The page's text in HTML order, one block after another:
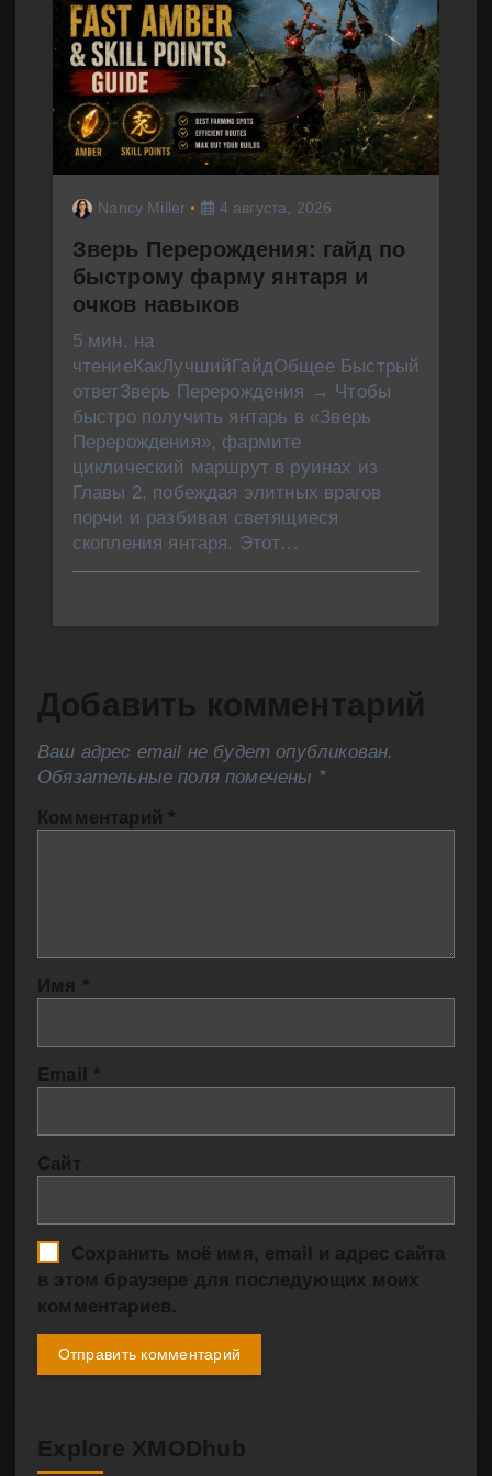
Nancy Miller 4 августа, 2026
Зверь Перерождения: гайд по
быстрому фарму янтаря и
очков навыков
5 мин. на
чтениеКакЛучшийГайдОбщее Быстрый
ответЗверь Перерождения → Чтобы
быстро получить янтарь в «Зверь
Перерождения», фармите
циклический маршрут в руинах из
Главы 2, побеждая элитных врагов
порчи и разбивая светящиеся
скопления янтаря. Этот…
Добавить комментарий
Ваш адрес email не будет опубликован.
Обязательные поля помечены *
Комментарий *
Имя *
Email *
Сайт
Сохранить моё имя, email и адрес сайта
в этом браузере для последующих моих
комментариев.
Explore XMODhub